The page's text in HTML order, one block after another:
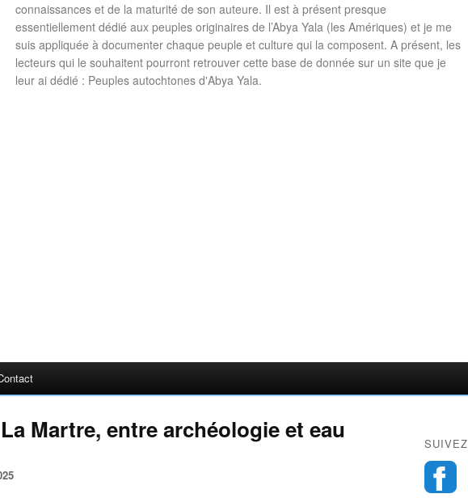
connaissances et de la maturité de son auteure. Il est à présent presque
essentiellement dédié aux peuples originaires de l’Abya Yala (les Amériques) et je me
suis appliquée à documenter chaque peuple et culture qui la composent. A présent, les
lecteurs qui le souhaitent pourront retrouver cette base de donnée sur un site que je
leur ai dédié : Peuples autochtones d'Abya Yala.
Martre, entre archéologie et eau